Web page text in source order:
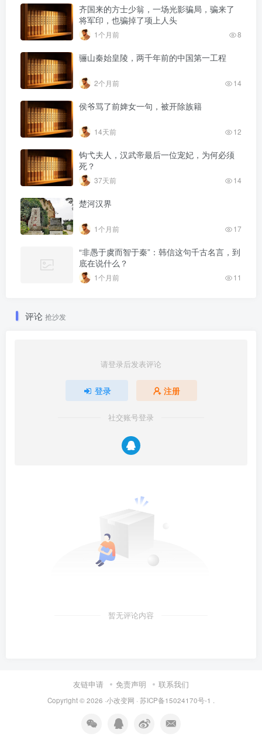
齐国来的方士少翁，一场光影骗局，骗来了
将军印，也骗掉了项上人头
1个月前 8
骊山秦始皇陵，两千年前的中国第一工程
2个月前 14
侯爷骂了前婢女一句，被开除族籍
14天前 12
钩弋夫人，汉武帝最后一位宠妃，为何必须
死？
37天前 14
楚河汉界
1个月前 17
“非愚于虞而智于秦”：韩信这句千古名言，到
底在说什么？
1个月前 11
评论 抢沙发
请登录后发表评论
登录 注册
社交账号登录
暂无评论内容
友链申请 免责声明 联系我们
Copyright © 2026 ·小改变网 · 苏ICP备15024170号-1